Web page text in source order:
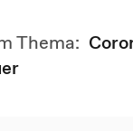
Thema: